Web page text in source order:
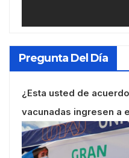
Pregunta Del Día
¿Esta usted de
vacunadas ingresen a